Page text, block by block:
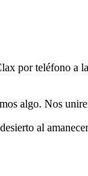
por teléfono a
algo. Nos
al